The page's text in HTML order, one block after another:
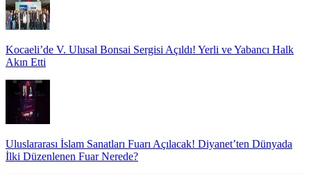
Kocaeli’de V. Ulusal Bonsai Sergisi Açıldı! Yerli ve Yabancı Halk
Akın Etti
Uluslararası İslam Sanatları Fuarı Açılacak! Diyanet’ten Dünyada
İlki Düzenlenen Fuar Nerede?